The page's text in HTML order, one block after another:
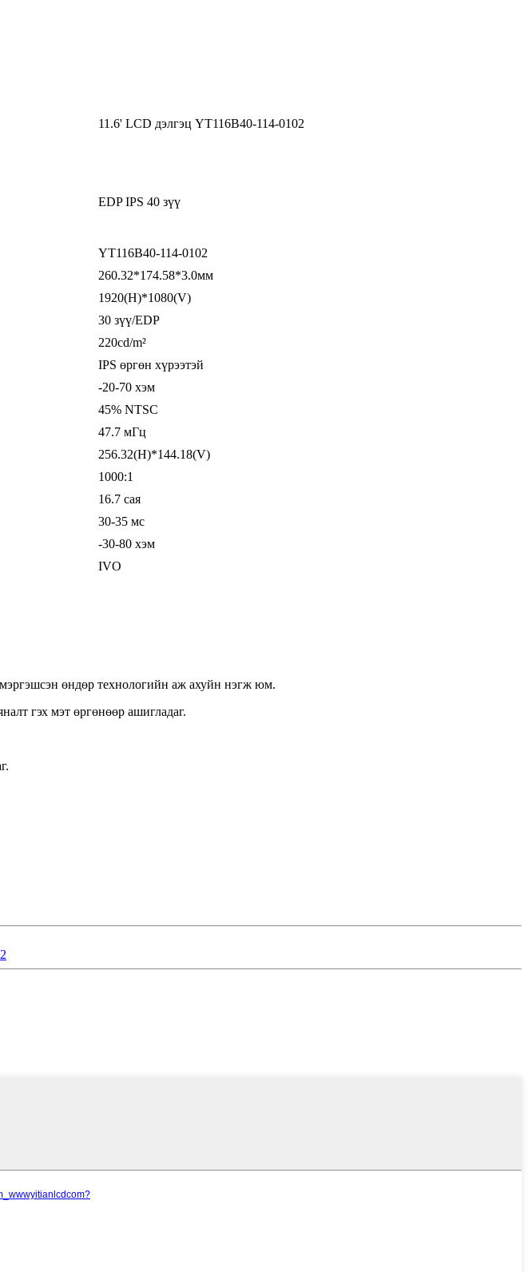
11.6' LCD дэлгэц YT116B40-114-0102
EDP ​​IPS 40 зүү
YT116B40-114-0102
260.32*174.58*3.0мм
1920(H)*1080(V)
30 зүү/EDP
220cd/m²
IPS өргөн хүрээтэй
-20-70 хэм
45% NTSC
47.7 мГц
256.32(H)*144.18(V)
1000:1
16.7 сая
30-35 мс
-30-80 хэм
IVO
өндөр технологийн аж ахуйн нэгж юм.
гэх мэт өргөнөөр ашигладаг.